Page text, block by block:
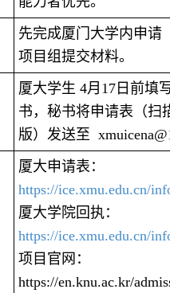
先完成厦门大学内申请
项目组提交材料。
厦大学生 4月17日前填
书，秘书将申请表（扫
版）发送至
厦大申请表：
https://ice.xmu.edu.cn/
厦大学院回执：
https://ice.xmu.edu.cn/
项目官网：
https://en.knu.ac.kr/